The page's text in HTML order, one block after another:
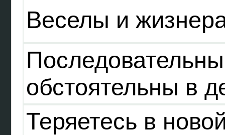
Веселы и
обстоятельны в
Теряетесь в